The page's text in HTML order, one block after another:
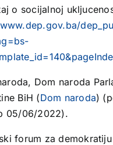
o socijalnoj
Dom naroda
BiH (Dom naroda)
05/06/2022).
forum za